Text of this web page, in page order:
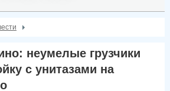
неумелые грузчики
с унитазами на